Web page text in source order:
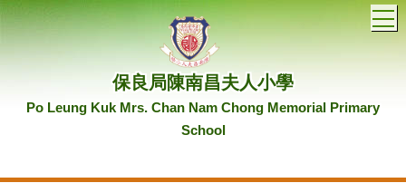
保良局陳南昌夫人小學
Po Leung Kuk Mrs. Chan Nam Chong Memorial Primary
School